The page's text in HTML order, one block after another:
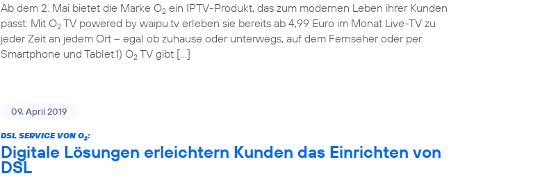
Ab dem 2. Mai bietet die Marke O2 ein IPTV-Produkt, das zum modernen Leben ihrer Kunden
passt: Mit O2 TV powered by waipu.tv erleben sie bereits ab 4,99 Euro im Monat Live-TV zu
jeder Zeit an jedem Ort – egal ob zuhause oder unterwegs, auf dem Fernseher oder per
Smartphone und Tablet.1) O2 TV gibt […]
09. April 2019
DSL SERVICE VON O2:
Digitale Lösungen erleichtern Kunden das Einrichten von
DSL